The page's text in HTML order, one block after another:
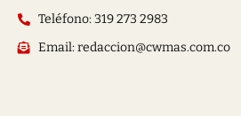
Teléfono: 319 273 2983
Email: redaccion@cwmas.com.co